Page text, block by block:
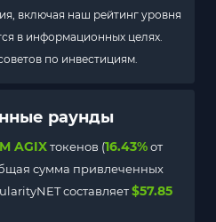
включая наш рейтинг уровня
в информационных целях.
по инвестициям.
раунды
AGIXтокенов (16.43%от
сумма привлеченных
составляет$57.85